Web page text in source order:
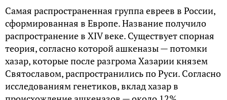
Самая распространенная группа евреев в России,
сформированная в Европе. Название получило
распространение в XIV веке. Существует спорная
теория, согласно которой ашкеназы — потомки
хазар, которые после разгрома Хазарии князем
Святославом, распространились по Руси. Согласно
исследованиям генетиков, вклад хазар в